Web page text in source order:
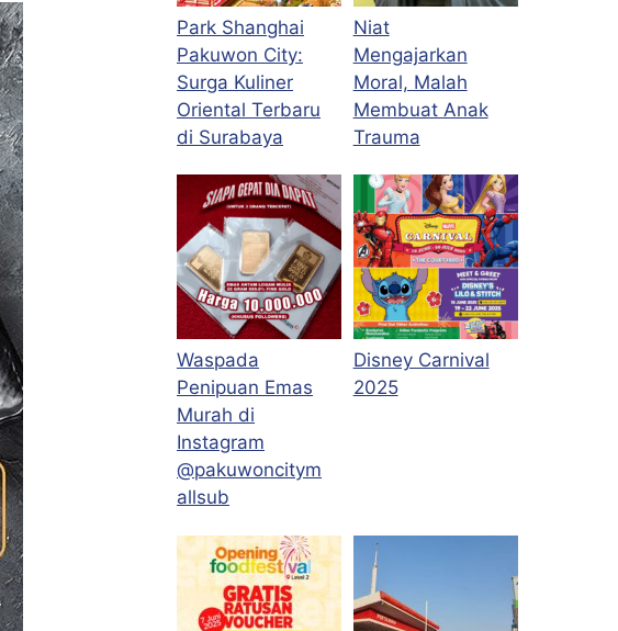
Park Shanghai
Pakuwon City:
Surga Kuliner
Oriental Terbaru
di Surabaya
Niat
Mengajarkan
Moral, Malah
Membuat Anak
Trauma
Waspada
Penipuan Emas
Murah di
Instagram
@pakuwoncitym
allsub
Disney Carnival
2025